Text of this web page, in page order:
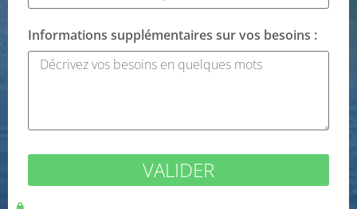
Informations supplémentaires sur vos besoins :
VALIDER